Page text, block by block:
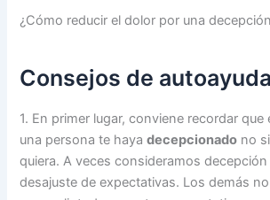
¿Cómo reducir el dolor por una
Consejos de autoayuda
1. En primer lugar, conviene recordar que
una persona te hayadecepcionado no
quiera. A veces consideramos
desajuste de expectativas. Los demás